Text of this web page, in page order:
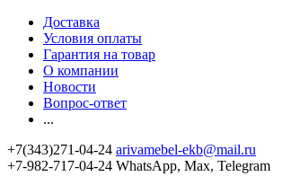
Доставка
Условия оплаты
Гарантия на товар
О компании
Новости
Вопрос-ответ
...
+7(343)271-04-24 arivamebel-ekb@mail.ru
+7-982-717-04-24 WhatsApp, Max, Telegram